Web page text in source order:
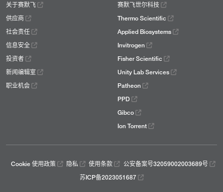
关于赛默飞
供应商
社会责任
信息安全
投资者
新闻编辑室
职业机会
赛默飞世尔科技
Thermo Scientific
Applied Biosystems
Invitrogen
Fisher Scientific
Unity Lab Services
Patheon
PPD
Gibco
Ion Torrent
Cookie 使用政策 隐私 使用条款
公安备案号32059002003689号
苏ICP备2023051687